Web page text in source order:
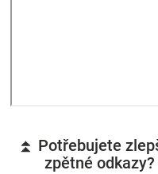
⏫ Potřebujete
zpětné